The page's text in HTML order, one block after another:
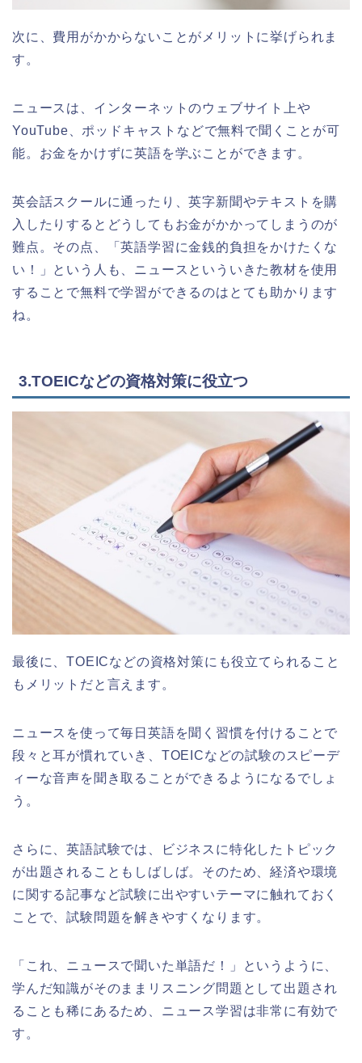
次に、費用がかからないことがメリットに挙げられま
す。
ニュースは、インターネットのウェブサイト上や
YouTube、ポッドキャストなどで無料で聞くことが可
能。お金をかけずに英語を学ぶことができます。
英会話スクールに通ったり、英字新聞やテキストを購
入したりするとどうしてもお金がかかってしまうのが
難点。その点、「英語学習に金銭的負担をかけたくな
い！」という人も、ニュースといういきた教材を使用
することで無料で学習ができるのはとても助かります
ね。
3.TOEICなどの資格対策に役立つ
最後に、TOEICなどの資格対策にも役立てられること
もメリットだと言えます。
ニュースを使って毎日英語を聞く習慣を付けることで
段々と耳が慣れていき、TOEICなどの試験のスピーデ
ィーな音声を聞き取ることができるようになるでしょ
う。
さらに、英語試験では、ビジネスに特化したトピック
が出題されることもしばしば。そのため、経済や環境
に関する記事など試験に出やすいテーマに触れておく
ことで、試験問題を解きやすくなります。
「これ、ニュースで聞いた単語だ！」というように、
学んだ知識がそのままリスニング問題として出題され
ることも稀にあるため、ニュース学習は非常に有効で
す。